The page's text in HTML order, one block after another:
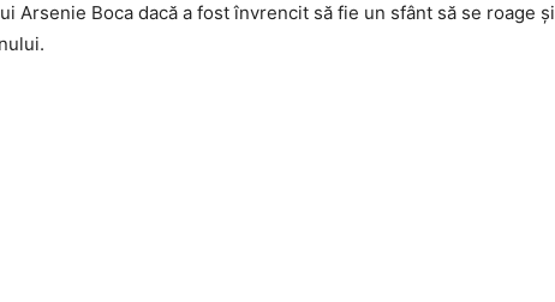
Arsenie Boca dacă a fost învrencit să fie un sfânt să se roage şi